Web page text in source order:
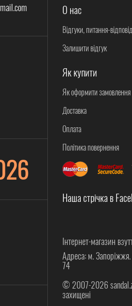
О нас
Відгуки, питання-
Залишити відгук
Як купити
Як оформити замовлення
Доставка
Оплата
Політика повернення
Наша стрічка в
Інтернет-магазин
Адреса: м. Запоріжжя.
74
© 2007-2026
захищені